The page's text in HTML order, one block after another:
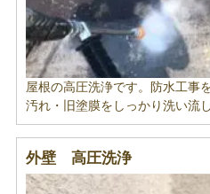
屋根の高圧洗浄です。防水工事
汚れ・旧塗膜をしっかり洗い流し
外壁 高圧洗浄